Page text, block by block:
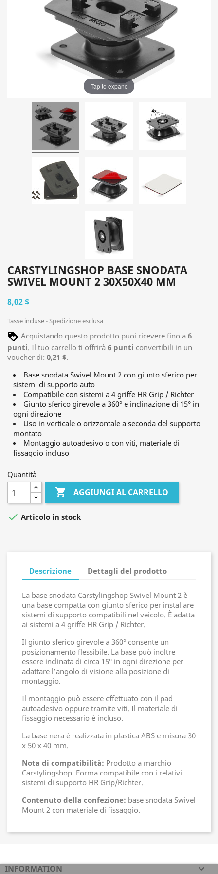
Tap to expand
CARSTYLINGSHOP BASE SNODATA
SWIVEL MOUNT 2 30X50X40 MM
8,02 $
Tasse incluse Spedizione esclusa
Acquistando questo prodotto puoi ricevere fino a 6
punti. Il tuo carrello ti offrirà 6 punti convertibili in un
voucher di: 0,21 $.
Base snodata Swivel Mount 2 con giunto sferico per
sistemi di supporto auto
Compatibile con sistemi a 4 griffe HR Grip / Richter
Giunto sferico girevole a 360° e inclinazione di 15° in
ogni direzione
Uso in verticale o orizzontale a seconda del supporto
montato
Montaggio autoadesivo o con viti, materiale di
fissaggio incluso
Quantità
 AGGIUNGI AL CARRELLO
 Articolo in stock
Descrizione Dettagli del prodotto
La base snodata Carstylingshop Swivel Mount 2 è
una base compatta con giunto sferico per installare
sistemi di supporto compatibili nel veicolo. È adatta
ai sistemi a 4 griffe HR Grip / Richter.
Il giunto sferico girevole a 360° consente un
posizionamento flessibile. La base può inoltre
essere inclinata di circa 15° in ogni direzione per
adattare l’angolo di visione alla posizione di
montaggio.
Il montaggio può essere effettuato con il pad
autoadesivo oppure tramite viti. Il materiale di
fissaggio necessario è incluso.
La base nera è realizzata in plastica ABS e misura 30
x 50 x 40 mm.
Nota di compatibilità: Prodotto a marchio
Carstylingshop. Forma compatibile con i relativi
sistemi di supporto HR Grip/Richter.
Contenuto della confezione: base snodata Swivel
Mount 2 con materiale di fissaggio.
INFORMATION 